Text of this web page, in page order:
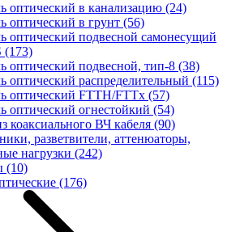
оптический в канализацию (24)
оптический в грунт (56)
оптический подвесной самонесущий
(173)
оптический подвесной, тип-8 (38)
оптический распределительный (115)
оптический FTTH/FTTx (57)
оптический огнестойкий (54)
коаксиального ВЧ кабеля (90)
разветвители, аттенюаторы,
нагрузки (242)
(10)
(176)